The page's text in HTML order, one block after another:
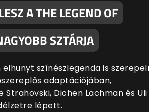
A THE LEGEND OF
SZTÁRJA
elhunyt színészlegenda is
adaptációjában,
Strahovski, Dichen Lachman és Uli
lépett.